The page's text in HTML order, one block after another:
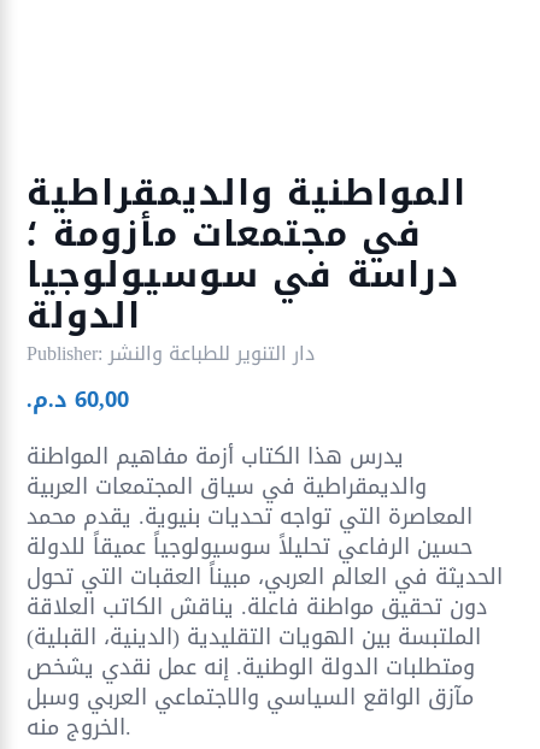
المواطنية والديمقراطية
في مجتمعات مأزومة ؛
دراسة في سوسيولوجيا
الدولة
Publisher: دار التنوير للطباعة والنشر
60,00 د.م.
يدرس هذا الكتاب أزمة مفاهيم المواطنة
والديمقراطية في سياق المجتمعات العربية
المعاصرة التي تواجه تحديات بنيوية. يقدم محمد
حسين الرفاعي تحليلاً سوسيولوجياً عميقاً للدولة
الحديثة في العالم العربي، مبيناً العقبات التي تحول
دون تحقيق مواطنة فاعلة. يناقش الكاتب العلاقة
الملتبسة بين الهويات التقليدية (الدينية، القبلية)
ومتطلبات الدولة الوطنية. إنه عمل نقدي يشخص
مآزق الواقع السياسي والاجتماعي العربي وسبل
الخروج منه.